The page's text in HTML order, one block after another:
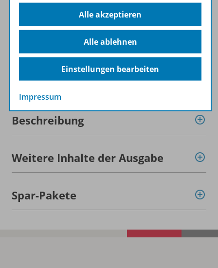
ZU DEN ABO-ANGEBOTEN
Informationen
Beschreibung
Weitere Inhalte der Ausgabe
Spar-Pakete
Alle akzeptieren
Alle ablehnen
Einstellungen bearbeiten
Impressum